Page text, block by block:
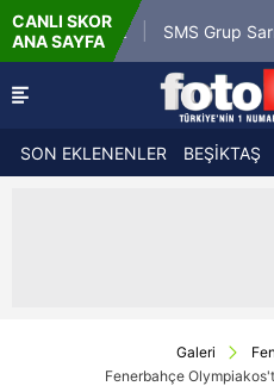
CANLI SKOR
ANA SAYFASMS Grup
SON EKLENENLER BEŞİKTAŞ
Galeri
Fenerbahçe